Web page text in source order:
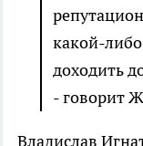
какой-
доходить
- говорит
Владислав